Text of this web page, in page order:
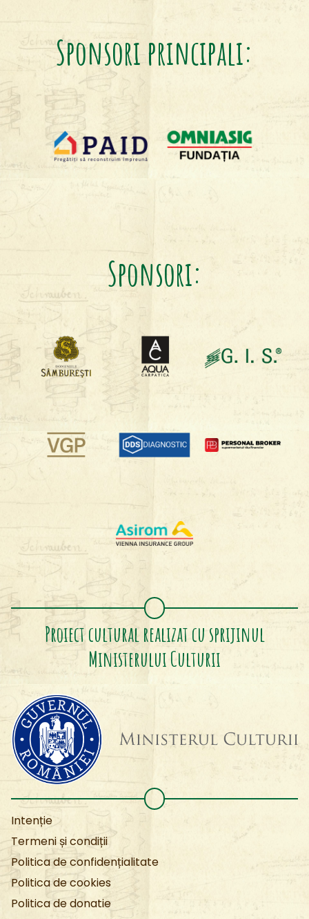
Sponsori principali:
Sponsori:
Proiect cultural realizat cu sprijinul
Ministerului Culturii
Intenție
Termeni și condiții
Politica de confidențialitate
Politica de cookies
Politica de donatie